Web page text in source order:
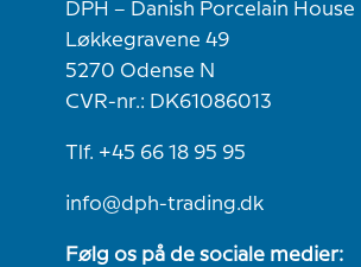
DPH – Danish Porcelain House
Løkkegravene 49
5270 Odense N
CVR-nr.: DK61086013
Tlf. +45 66 18 95 95
info@dph-trading.dk
Følg os på de sociale medier: